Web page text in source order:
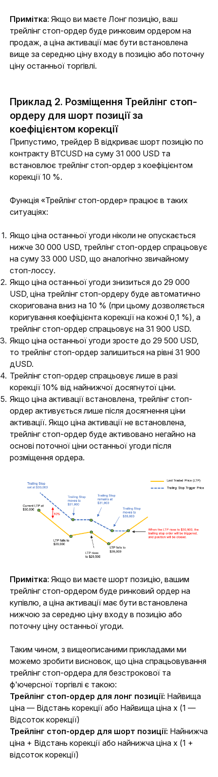
Примітка: Якщо ви маєте Лонг позицію, ваш
трейлінг стоп-ордер буде ринковим ордером на
продаж, а ціна активації має бути встановлена ​​
вище за середню ціну входу в позицію або поточну
ціну останньої торгівлі.
Приклад 2. Розміщення Трейлінг стоп-
ордеру для шорт позиції за
коефіцієнтом корекції
Припустимо, трейдер B відкриває шорт позицію по
контракту BTCUSD на суму 31 000 USD та
встановлює трейлінг стоп-ордер з коефіцієнтом
корекції 10 %.
Функція «Трейлінг стоп-ордер» працює в таких
ситуаціях:
Якщо ціна останньої угоди ніколи не опускається
нижче 30 000 USD, трейлінг стоп-ордер спрацьовує
на суму 33 000 USD, що аналогічно звичайному
стоп-лоссу.
Якщо ціна останньої угоди знизиться до 29 000
USD, ціна трейлінг стоп-ордеру буде автоматично
скоригована вниз на 10 % (при цьому дозволяється
коригування коефіцієнта корекції на кожні 0,1 %), а
трейлінг стоп-ордер спрацьовує на 31 900 USD.
Якщо ціна останньої угоди зросте до 29 500 USD,
то трейлінг стоп-ордер залишиться на рівні 31 900
дUSD.
Трейлінг стоп-ордер спрацьовує лише в разі
корекції 10% від найнижчої досягнутої ціни.
Якщо ціна активації встановлена, трейлінг стоп-
ордер активується лише після досягнення ціни
активації. Якщо ціна активації не встановлена,
трейлінг стоп-ордер буде активовано негайно на
основі поточної ціни останньої угоди після
розміщення ордера.
Примітка: Якщо ви маєте шорт позицію, вашим
трейлінг стоп-ордером буде ринковий ордер на
купівлю, а ціна активації має бути встановлена ​​
нижчою за середню ціну входу в позицію або
поточну ціну останньої угоди.
Таким чином, з вищеописаними прикладами ми
трейлінг стоп-ордера для безстрокової та
ф'ючерсної торгівлі є такою:
Трейлінг стоп-ордер для лонг позиції: Найвища
ціна — Відстань корекції або Найвища ціна x (1 —
Відсоток корекції)
Трейлінг стоп-ордер для шорт позиції: Найнижча
ціна + Відстань корекції або найнижча ціна x (1 +
відсоток корекції)